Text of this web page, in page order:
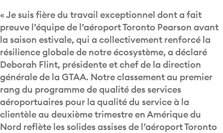
« Je suis fière du travail exceptionnel dont a fait
preuve l’équipe de l’aéroport Toronto Pearson avant
la saison estivale, qui a collectivement renforcé la
résilience globale de notre écosystème, a déclaré
Deborah Flint, présidente et chef de la direction
générale de la GTAA. Notre classement au premier
rang du programme de qualité des services
aéroportuaires pour la qualité du service à la
clientèle au deuxième trimestre en Amérique du
Nord reflète les solides assises de l’aéroport Toronto